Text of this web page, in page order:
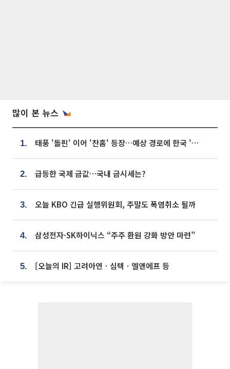
많이 본 뉴스
1. 태풍 '돌핀' 이어 '찬홈' 등장…예상 경로에 한국 '한숨'
2. 급등한 국제 금값…국내 금시세는?
3. 오늘 KBO 긴급 실행위원회, 주말도 폭염취소 될까
4. 삼성전자·SK하이닉스 “주주 환원 강화 방안 마련”
5. [오늘의 IR] 고려아연ㆍ심텍ㆍ엘앤에프 등